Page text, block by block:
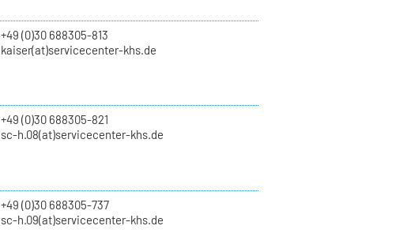
+49 (0)30 688305-813
kaiser(at)servicecenter-khs.de
+49 (0)30 688305-821
sc-h.08(at)servicecenter-khs.de
+49 (0)30 688305-737
sc-h.09(at)servicecenter-khs.de